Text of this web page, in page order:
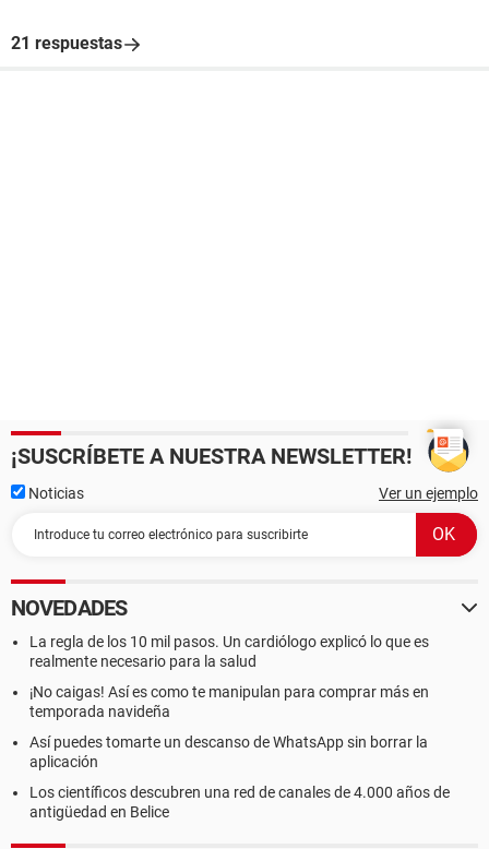
21 respuestas
¡SUSCRÍBETE A NUESTRA NEWSLETTER!
Noticias Ver un ejemplo
NOVEDADES
La regla de los 10 mil pasos. Un cardiólogo explicó lo que es
realmente necesario para la salud
¡No caigas! Así es como te manipulan para comprar más en
temporada navideña
Así puedes tomarte un descanso de WhatsApp sin borrar la
aplicación
Los científicos descubren una red de canales de 4.000 años de
antigüedad en Belice